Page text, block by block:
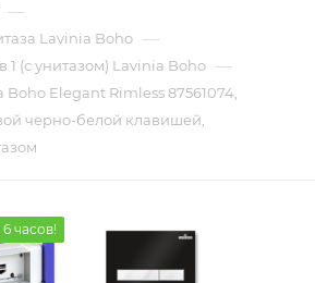
—
Lavinia Boho —
1 (с унитазом) Lavinia Boho —
Boho Elegant Rimless 87561074,
черно-белой клавишей,
часов!